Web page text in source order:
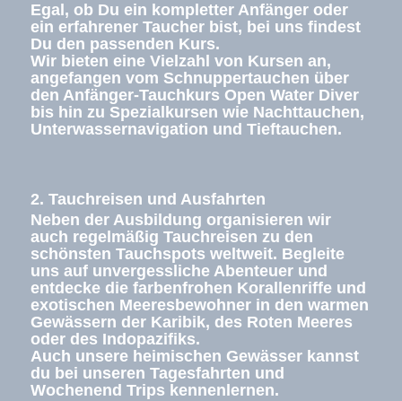
Egal, ob Du ein kompletter Anfänger oder
ein erfahrener Taucher bist, bei uns findest
Du den passenden Kurs.
Wir bieten eine Vielzahl von Kursen an,
angefangen vom Schnuppertauchen über
den Anfänger-Tauchkurs Open Water Diver
bis hin zu Spezialkursen wie Nachttauchen,
Unterwassernavigation und Tieftauchen.
2. Tauchreisen und Ausfahrten
Neben der Ausbildung organisieren wir
auch regelmäßig Tauchreisen zu den
schönsten Tauchspots weltweit. Begleite
uns auf unvergessliche Abenteuer und
entdecke die farbenfrohen Korallenriffe und
exotischen Meeresbewohner in den warmen
Gewässern der Karibik, des Roten Meeres
oder des Indopazifiks.
Auch unsere heimischen Gewässer kannst
du bei unseren Tagesfahrten und
Wochenend Trips kennenlernen.